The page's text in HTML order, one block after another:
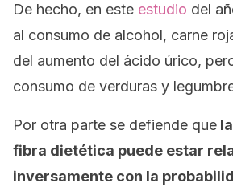
De hecho, en este estudio del
al consumo de alcohol, carne
del aumento del ácido úrico,
consumo de verduras y
Por otra parte se defiende que
fibra dietética puede estar
inversamente con la